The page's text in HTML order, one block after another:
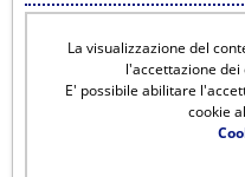
La visualizzazione del
l'accettazione
E' possibile abilitare
cookie